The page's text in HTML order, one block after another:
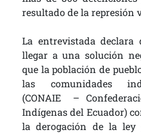
resultado de la represión
La entrevistada declara
llegar a una solución
que la población de
las comunidades
(CONAIE –
Indígenas del Ecuador)
la derogación de la